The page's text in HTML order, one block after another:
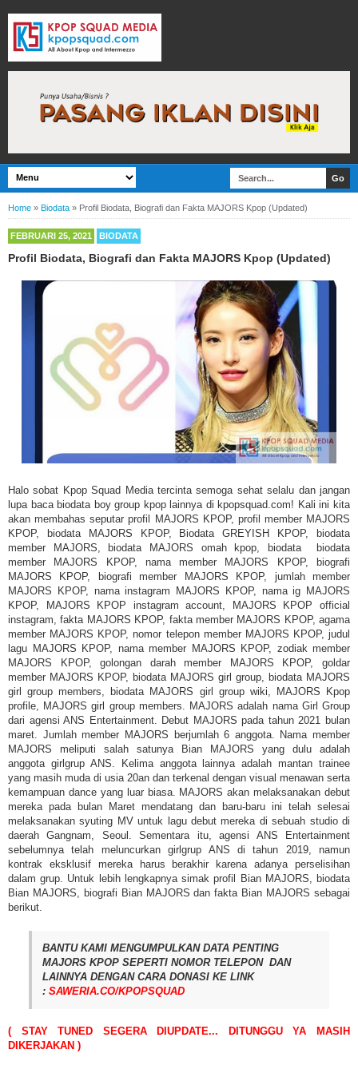
Home » Biodata » Profil Biodata, Biografi dan Fakta MAJORS Kpop (Updated)
FEBRUARI 25, 2021 BIODATA
Profil Biodata, Biografi dan Fakta MAJORS Kpop (Updated)
Halo sobat Kpop Squad Media tercinta semoga sehat selalu dan jangan
lupa baca biodata boy group kpop lainnya di kpopsquad.com! Kali ini kita
akan membahas seputar profil MAJORS KPOP, profil member MAJORS
KPOP, biodata MAJORS KPOP, Biodata GREYISH KPOP, biodata
member MAJORS, biodata MAJORS omah kpop, biodata biodata
member MAJORS KPOP, nama member MAJORS KPOP, biografi
MAJORS KPOP, biografi member MAJORS KPOP, jumlah member
MAJORS KPOP, nama instagram MAJORS KPOP, nama ig MAJORS
KPOP,
MAJORS KPOP instagram account,
MAJORS KPOP official
instagram,fakta MAJORS KPOP, fakta member MAJORS KPOP, agama
member MAJORS KPOP, nomor telepon member MAJORS KPOP, judul
lagu MAJORS KPOP, nama member MAJORS KPOP, zodiak member
MAJORS KPOP, golongan darah member MAJORS KPOP, goldar
member MAJORS KPOP, biodata MAJORS girl group, biodata MAJORS
girl group members, biodata MAJORS girl group wiki, MAJORS Kpop
profile, MAJORS girl group members. MAJORS adalah nama Girl Group
dari agensi ANS Entertainment. Debut MAJORS pada tahun 2021 bulan
maret. Jumlah member MAJORS berjumlah 6 anggota. Nama member
MAJORS meliputi salah satunya Bian MAJORS yang dulu adalah
anggota girlgrup ANS. Kelima anggota lainnya adalah mantan trainee
yang masih muda di usia 20an dan terkenal dengan visual menawan serta
kemampuan dance yang luar biasa. MAJORS akan melaksanakan debut
mereka pada bulan Maret mendatang dan baru-baru ini telah selesai
melaksanakan syuting MV untuk lagu debut mereka di sebuah studio di
daerah Gangnam, Seoul. Sementara itu, agensi ANS Entertainment
sebelumnya telah meluncurkan girlgrup ANS di tahun 2019, namun
kontrak eksklusif mereka harus berakhir karena adanya perselisihan
dalam grup. Untuk lebih lengkapnya simak profil Bian MAJORS, biodata
Bian MAJORS, biografi Bian MAJORS dan fakta Bian MAJORS sebagai
berikut.
BANTU KAMI MENGUMPULKAN DATA PENTING
MAJORS KPOP SEPERTI NOMOR TELEPON DAN
LAINNYA DENGAN CARA DONASI KE LINK
: SAWERIA.CO/KPOPSQUAD
( STAY TUNED SEGERA DIUPDATE... DITUNGGU YA MASIH
DIKERJAKAN )